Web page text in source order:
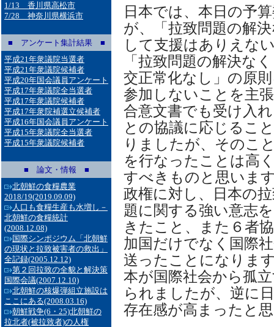
1/13 香川県高松市
7/28 神奈川県横浜市
■ アンケート集計結果 ■
平成21年衆議院当選者
平成21年衆議院候補者
平成20年国会議員アンケート
平成17年衆議院全当選者
平成17年衆議院候補者
平成17年衆院補選立候補者
平成16年国会議員アンケート
平成15年衆議院全当選者
平成15年衆議院候補者
■ 論文・情報 ■
北朝鮮の食糧農業
2018/19(2019.09.09)
人口も食糧生産も水増し－
北朝鮮の食糧統計
(2008.12.08)
国際シンポジウム「北朝鮮
の現状と拉致被害者の救出」
全記録(2005.12.12)
第２回拉致の全貌と解決策
国際会議(2007.12.10)
北朝鮮の核爆弾組立施設は
ここにある(2008.03.16)
朝鮮戦争(6・25)北朝鮮の
拉北者(被拉致者)の人権
日本では、本日の予
が、「拉致問題の解
して支援はありえな
「拉致問題の解決な
交正常化なし」の原
参加しないことを主
合意文書でも受け入
との協議に応じるこ
りましたが、そのこ
を行なったことは高
すべきものと思いま
政権に対し、日本の
題に関する強い意志
きたこと、また６者
加国だけでなく国際
送ったことになりま
本が国際社会から孤
られましたが、逆に
存在感が高まったと